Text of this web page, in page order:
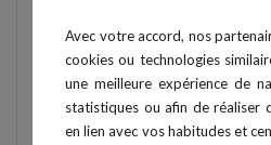
Avec votre accord, nos
cookies ou technologies
une meilleure expérience de
statistiques ou afin de réaliser
en lien avec vos habitudes et